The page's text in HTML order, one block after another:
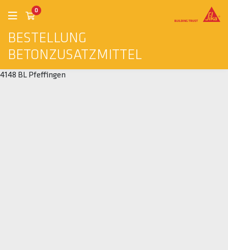
BESTELLUNG
BETONZUSATZMITTEL
0
4148 BL Pfeffingen